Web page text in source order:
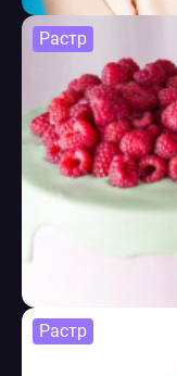
Растр
Растр